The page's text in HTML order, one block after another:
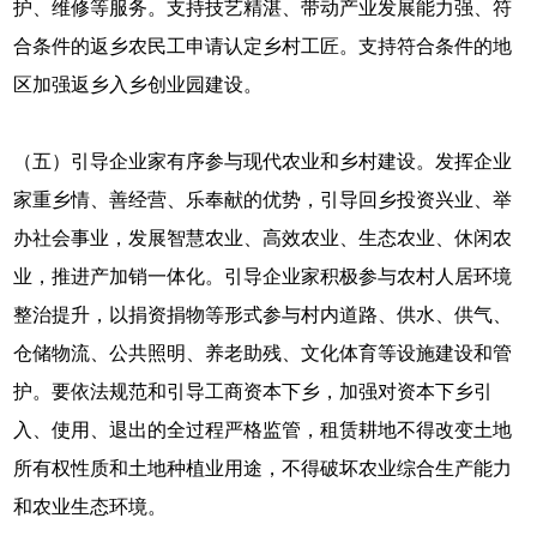
护、维修等服务。支持技艺精湛、带动产业发展能力强、符
合条件的返乡农民工申请认定乡村工匠。支持符合条件的地
区加强返乡入乡创业园建设。
（五）引导企业家有序参与现代农业和乡村建设。发挥企业
家重乡情、善经营、乐奉献的优势，引导回乡投资兴业、举
办社会事业，发展智慧农业、高效农业、生态农业、休闲农
业，推进产加销一体化。引导企业家积极参与农村人居环境
整治提升，以捐资捐物等形式参与村内道路、供水、供气、
仓储物流、公共照明、养老助残、文化体育等设施建设和管
护。要依法规范和引导工商资本下乡，加强对资本下乡引
入、使用、退出的全过程严格监管，租赁耕地不得改变土地
所有权性质和土地种植业用途，不得破坏农业综合生产能力
和农业生态环境。